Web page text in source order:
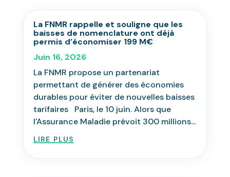
La FNMR rappelle et souligne que les
baisses de nomenclature ont déjà
permis d’économiser 199 M€
Juin 16, 2026
La FNMR propose un partenariat
permettant de générer des économies
durables pour éviter de nouvelles baisses
tarifaires Paris, le 10 juin. Alors que
l'Assurance Maladie prévoit 300 millions...
lire plus